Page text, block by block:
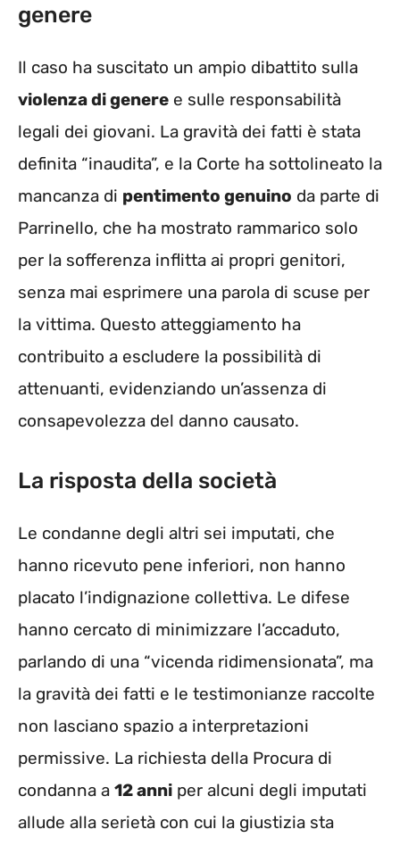
genere
Il caso ha suscitato un ampio dibattito sulla
violenza di genere e sulle responsabilità
legali dei giovani. La gravità dei fatti è stata
definita “inaudita”, e la Corte ha sottolineato la
mancanza di pentimento genuino da parte di
Parrinello, che ha mostrato rammarico solo
per la sofferenza inflitta ai propri genitori,
senza mai esprimere una parola di scuse per
la vittima. Questo atteggiamento ha
contribuito a escludere la possibilità di
attenuanti, evidenziando un’assenza di
consapevolezza del danno causato.
La risposta della società
Le condanne degli altri sei imputati, che
hanno ricevuto pene inferiori, non hanno
placato l’indignazione collettiva. Le difese
hanno cercato di minimizzare l’accaduto,
parlando di una “vicenda ridimensionata”, ma
la gravità dei fatti e le testimonianze raccolte
non lasciano spazio a interpretazioni
permissive. La richiesta della Procura di
condanna a 12 anni per alcuni degli imputati
allude alla serietà con cui la giustizia sta